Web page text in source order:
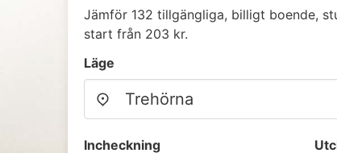
Jämför 132 tillgängliga, billigt boende,
start från 203 kr.
Läge
Incheckning